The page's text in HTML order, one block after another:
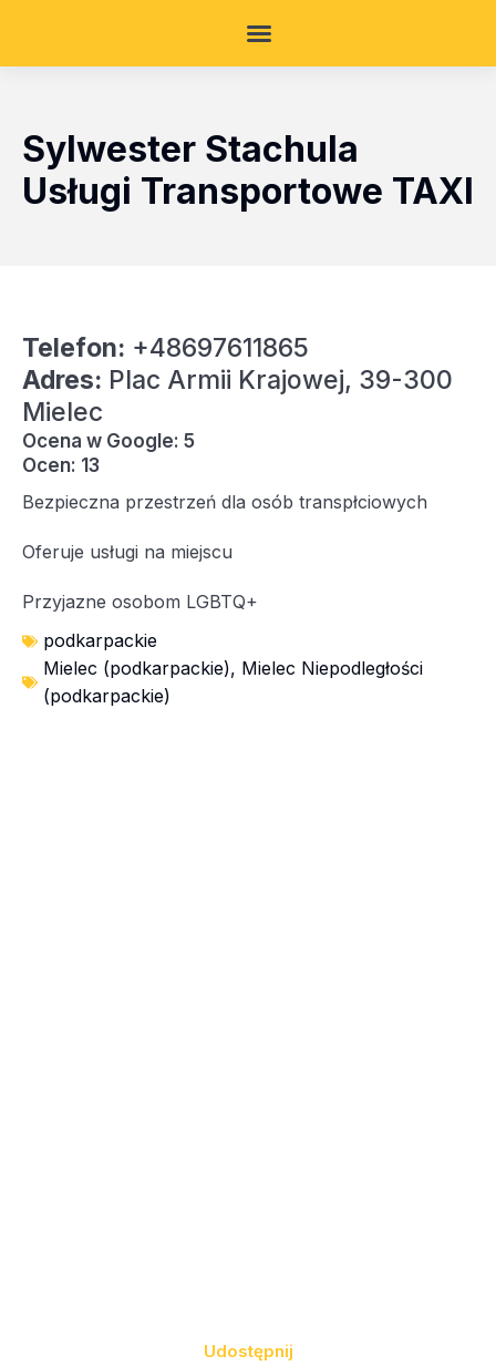
Sylwester Stachula
Usługi Transportowe TAXI
Telefon: +48697611865
Adres: Plac Armii Krajowej, 39-300
Mielec
Ocena w Google: 5
Ocen: 13
Bezpieczna przestrzeń dla osób transpłciowych
Oferuje usługi na miejscu
Przyjazne osobom LGBTQ+
podkarpackie
Mielec (podkarpackie), Mielec Niepodległości
(podkarpackie)
Udostępnij